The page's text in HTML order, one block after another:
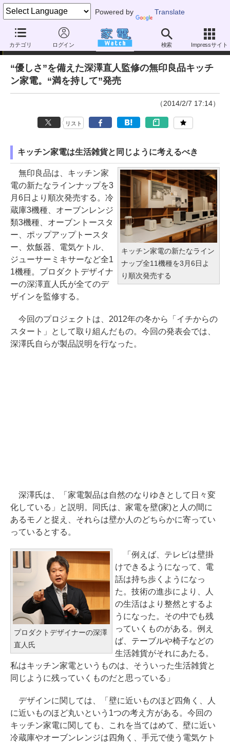
Powered by Translate
カテゴリ ログイン 検索 Impressサイト
ニュース
“優しさ”を備えた深澤直人監修の無印良品キッチ
ン家電。“満を持して”発売
（2014/2/7 17:14）
リスト
キッチン家電は生活雑貨と同じように考えるべき
キッチン家電の新たなライン
ナップ全11機種を3月6日よ
り順次発売する
無印良品は、キッチン家
電の新たなラインナップを3
月6日より順次発売する。冷
蔵庫3機種、オーブンレンジ
類3機種、オーブントースタ
ー、ポップアップトースタ
ー、炊飯器、電気ケトル、
ジューサーミキサーなど全1
1機種。プロダクトデザイナ
ーの深澤直人氏が全てのデ
ザインを監修する。
今回のプロジェクトは、2012年の冬から「イチからの
スタート」として取り組んだもの。今回の発表会では、
深澤氏自らが製品説明を行なった。
深澤氏は、「家電製品は自然のなりゆきとして日々変
化している」と説明。同氏は、家電を壁(家)と人の間に
あるモノと捉え、それらは壁か人のどちらかに寄ってい
っているとする。
プロダクトデザイナーの深澤
直人氏
「例えば、テレビは壁掛
けできるようになって、電
話は持ち歩くようになっ
た。技術の進歩により、人
の生活はより整然とするよ
うになった。その中でも残
っていくものがある。例え
ば、テーブルや椅子などの
生活雑貨がそれにあたる。
私はキッチン家電というものは、そういった生活雑貨と
同じように残っていくものだと思っている」
デザインに関しては、「壁に近いものほど四角く、人
に近いものほど丸いという1つの考え方がある。今回の
キッチン家電に関しても、これを当てはめて、壁に近い
冷蔵庫やオーブンレンジは四角く、手元で使う電気ケト